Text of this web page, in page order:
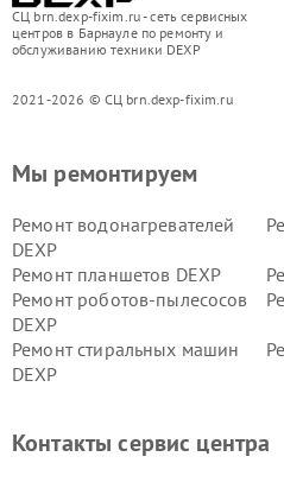
СЦ brn.dexp-fixim.ru - сеть сервисных
центров в Барнауле по ремонту и
обслуживанию техники DEXP
2021-2026 © СЦ brn.dexp-fixim.ru
Мы ремонтируем
Ремонт водонагревателей
DEXP
Ремонт планшетов DEXP
Ремонт роботов-пылесосов
DEXP
Ремонт стиральных машин
DEXP
Ремонт серверов DEXP
Контакты сервис центра